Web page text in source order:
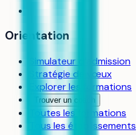
Orientation
Simulateur d’admission
Stratégie de vœux
Explorer les formations
Trouver un coach
Toutes les formations
Tous les établissements